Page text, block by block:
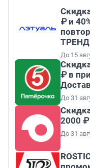
₽ и
ТРЕНД
До 15
₽ в
До 31
2000 ₽
До 31